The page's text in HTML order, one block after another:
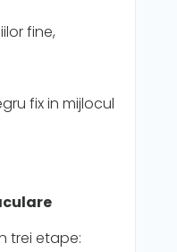
fine,
fix in mijlocul
trei etape: